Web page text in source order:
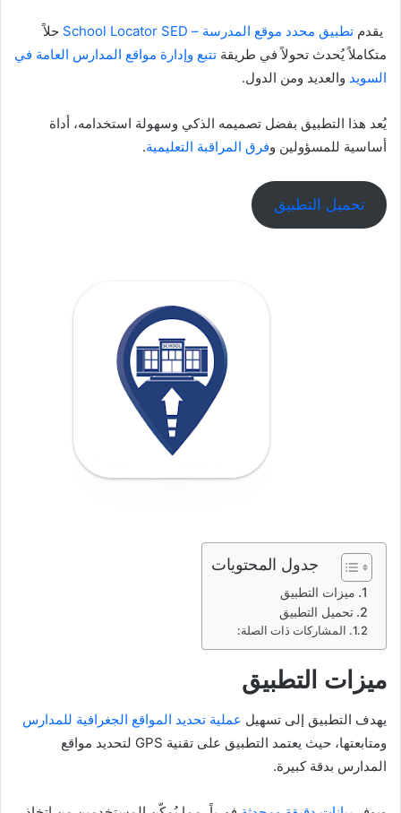
يقدم تطبيق محدد موقع المدرسة – School Locator SED
حلاً
متكاملاً يُحدث تحولاً في طريقة تتبع وإدارة مواقع المدارس العامة في
السويد والعديد ومن الدول.
يُعد هذا التطبيق بفضل تصميمه الذكي وسهولة استخدامه، أداة
أساسية للمسؤولين وفرق المراقبة التعليمية.
تحميل التطبيق
جدول المحتويات
ميزات التطبيق
تحميل التطبيق
المشاركات ذات الصلة:
ميزات التطبيق
يهدف التطبيق إلى تسهيل عملية تحديد المواقع الجغرافية للمدارس
ومتابعتها، حيث يعتمد التطبيق على تقنية GPS لتحديد مواقع
المدارس بدقة كبيرة.